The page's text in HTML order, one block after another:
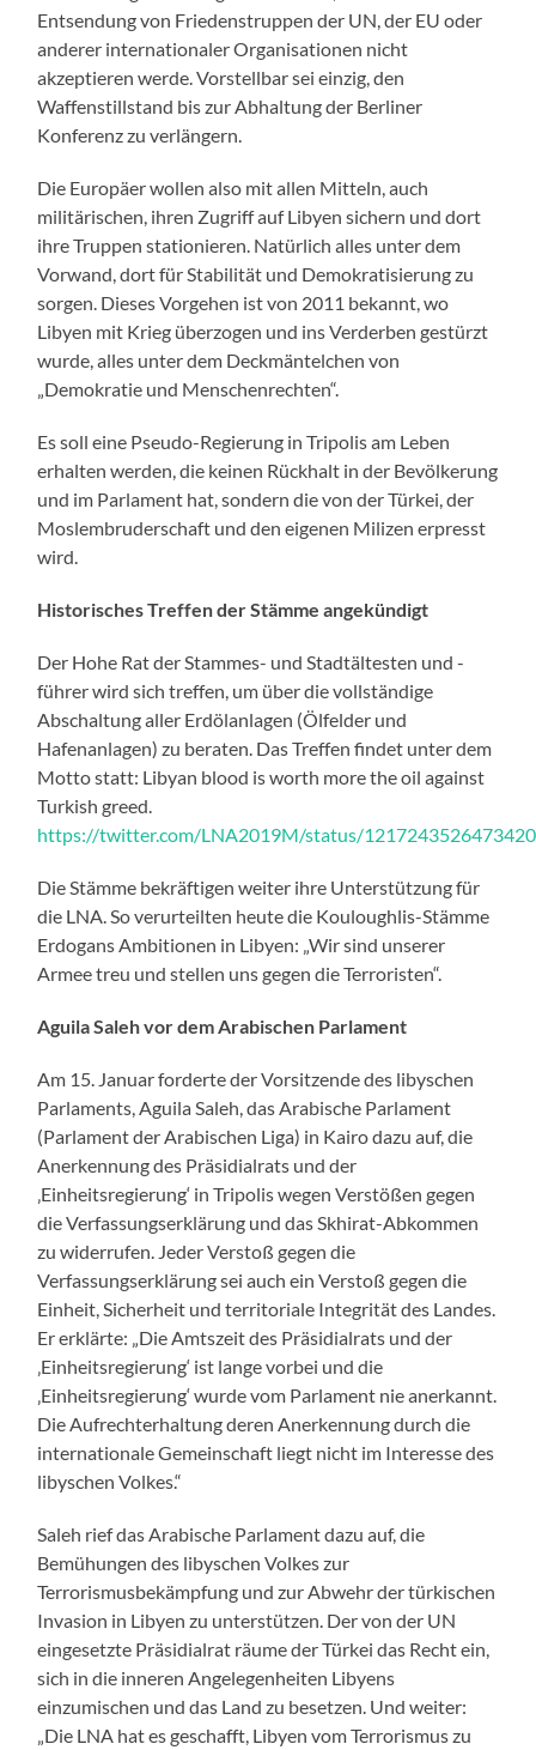
Entsendung von Friedenstruppen der UN, der EU oder
anderer internationaler Organisationen nicht
akzeptieren werde. Vorstellbar sei einzig, den
Waffenstillstand bis zur Abhaltung der Berliner
Konferenz zu verlängern.
Die Europäer wollen also mit allen Mitteln, auch
militärischen, ihren Zugriff auf Libyen sichern und dort
ihre Truppen stationieren. Natürlich alles unter dem
Vorwand, dort für Stabilität und Demokratisierung zu
sorgen. Dieses Vorgehen ist von 2011 bekannt, wo
Libyen mit Krieg überzogen und ins Verderben gestürzt
wurde, alles unter dem Deckmäntelchen von
„Demokratie und Menschenrechten“.
Es soll eine Pseudo-Regierung in Tripolis am Leben
erhalten werden, die keinen Rückhalt in der Bevölkerung
und im Parlament hat, sondern die von der Türkei, der
Moslembruderschaft und den eigenen Milizen erpresst
wird.
Historisches Treffen der Stämme angekündigt
Der Hohe Rat der Stammes- und Stadtältesten und -
führer wird sich treffen, um über die vollständige
Abschaltung aller Erdölanlagen (Ölfelder und
Hafenanlagen) zu beraten. Das Treffen findet unter dem
Motto statt: Libyan blood is worth more the oil against
Turkish greed.
https://twitter.com/LNA2019M/status/
Die Stämme bekräftigen weiter ihre Unterstützung für
die LNA. So verurteilten heute die Kouloughlis-Stämme
Erdogans Ambitionen in Libyen: „Wir sind unserer
Armee treu und stellen uns gegen die Terroristen“.
Aguila Saleh vor dem Arabischen Parlament
Am 15. Januar forderte der Vorsitzende des libyschen
Parlaments, Aguila Saleh, das Arabische Parlament
(Parlament der Arabischen Liga) in Kairo dazu auf, die
Anerkennung des Präsidialrats und der
‚Einheitsregierung‘ in Tripolis wegen Verstößen gegen
die Verfassungserklärung und das Skhirat-Abkommen
zu widerrufen. Jeder Verstoß gegen die
Verfassungserklärung sei auch ein Verstoß gegen die
Einheit, Sicherheit und territoriale Integrität des Landes.
Er erklärte: „Die Amtszeit des Präsidialrats und der
‚Einheitsregierung‘ ist lange vorbei und die
‚Einheitsregierung‘ wurde vom Parlament nie anerkannt.
Die Aufrechterhaltung deren Anerkennung durch die
internationale Gemeinschaft liegt nicht im Interesse des
libyschen Volkes.“
Saleh rief das Arabische Parlament dazu auf, die
Bemühungen des libyschen Volkes zur
Terrorismusbekämpfung und zur Abwehr der türkischen
Invasion in Libyen zu unterstützen. Der von der UN
eingesetzte Präsidialrat räume der Türkei das Recht ein,
sich in die inneren Angelegenheiten Libyens
einzumischen und das Land zu besetzen. Und weiter:
„Die LNA hat es geschafft, Libyen vom Terrorismus zu